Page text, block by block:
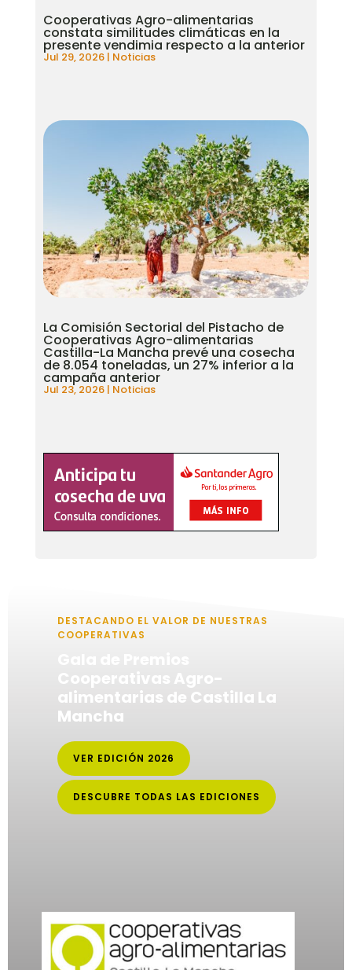
Cooperativas Agro-alimentarias
constata similitudes climáticas en la
presente vendimia respecto a la anterior
Jul 29, 2026| Noticias
La Comisión Sectorial del Pistacho de
Cooperativas Agro-alimentarias
Castilla-La Mancha prevé una cosecha
de 8.054 toneladas, un 27% inferior a la
campaña anterior
Jul 23, 2026| Noticias
DESTACANDO EL VALOR DE NUESTRAS
COOPERATIVAS
Cooperativas Agro-
alimentarias de Castilla La
Mancha
VER EDICIÓN 2026
DESCUBRE TODAS LAS EDICIONES